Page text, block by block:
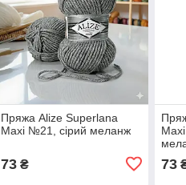
Пряжа Alize Superlana
Maxi №21, сірий меланж
73₴ 73